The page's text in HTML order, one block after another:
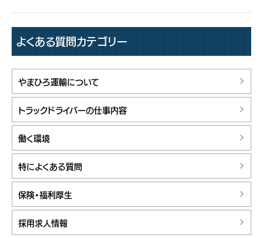
よくある質問カテゴリー
やまひろ運輸について
トラックドライバーの仕事内容
働く環境
特によくある質問
保険・福利厚生
採用求人情報